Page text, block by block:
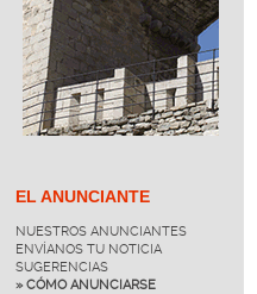
EL ANUNCIANTE
NUESTROS ANUNCIANTES
ENVÍANOS TU NOTICIA
SUGERENCIAS
» CÓMO ANUNCIARSE